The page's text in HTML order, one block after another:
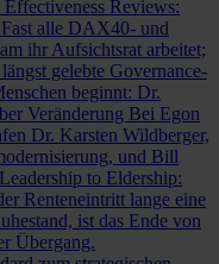
Effectiveness Reviews:
Fast alle DAX40- und
ihr Aufsichtsrat arbeitet;
gelebte Governance-
beginnt: Dr.
Veränderung Bei Egon
Dr. Karsten Wildberger,
und Bill
to Eldership:
Renteneintritt lange eine
ist das Ende von
Übergang.